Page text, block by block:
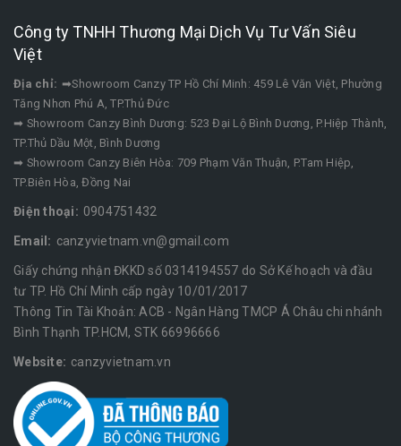
Công ty TNHH Thương Mại Dịch Vụ Tư Vấn Siêu
Việt
Địa chỉ: ➡Showroom Canzy TP Hồ Chí Minh: 459 Lê Văn Việt, Phường
Tăng Nhơn Phú A, TP.Thủ Đức
➡ Showroom Canzy Bình Dương: 523 Đại Lộ Bình Dương, P.Hiệp Thành,
TP.Thủ Dầu Một, Bình Dương
➡ Showroom Canzy Biên Hòa: 709 Phạm Văn Thuận, P.Tam Hiệp,
TP.Biên Hòa, Đồng Nai
Điện thoại: 0904751432
Email: canzyvietnam.vn@gmail.com
Giấy chứng nhận ĐKKD số 0314194557 do Sở Kế hoạch và đầu
tư TP. Hồ Chí Minh cấp ngày 10/01/2017
Thông Tin Tài Khoản: ACB - Ngân Hàng TMCP Á Châu chi nhánh
Bình Thạnh TP.HCM, STK 66996666
Website: canzyvietnam.vn